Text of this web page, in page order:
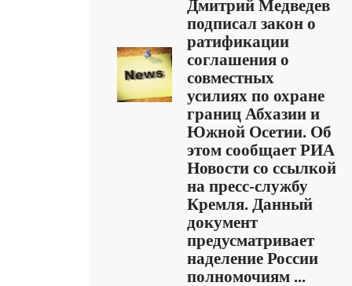
Дмитрий Медведев
подписал закон о
ратификации
соглашения о
совместных
усилиях по охране
границ Абхазии и
Южной Осетии. Об
этом сообщает РИА
Новости со ссылкой
на пресс-службу
Кремля. Данный
документ
предусматривает
наделение России
полномочиям ...